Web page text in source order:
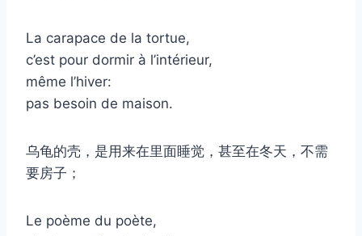
La carapace de la tortue,
c’est pour dormir à l’intérieur,
même l’hiver:
pas besoin de maison.
乌龟的壳，是用来在里面睡觉，甚至在冬天，不需
要房子；
Le poème du poète,